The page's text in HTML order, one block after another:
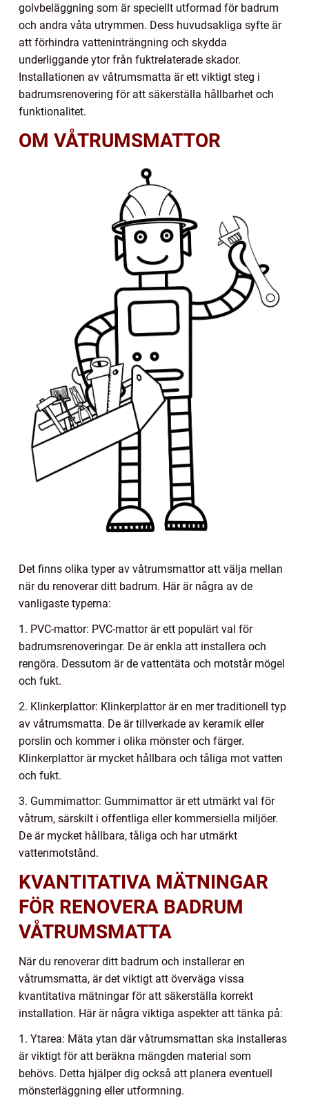
golvbeläggning som är speciellt utformad för badrum
och andra våta utrymmen. Dess huvudsakliga syfte är
att förhindra vatteninträngning och skydda
underliggande ytor från fuktrelaterade skador.
Installationen av våtrumsmatta är ett viktigt steg i
badrumsrenovering för att säkerställa hållbarhet och
funktionalitet.
OM VÅTRUMSMATTOR
Det finns olika typer av våtrumsmattor att välja mellan
när du renoverar ditt badrum. Här är några av de
vanligaste typerna:
1. PVC-mattor: PVC-mattor är ett populärt val för
badrumsrenoveringar. De är enkla att installera och
rengöra. Dessutom är de vattentäta och motstår mögel
och fukt.
2. Klinkerplattor: Klinkerplattor är en mer traditionell typ
av våtrumsmatta. De är tillverkade av keramik eller
porslin och kommer i olika mönster och färger.
Klinkerplattor är mycket hållbara och tåliga mot vatten
och fukt.
3. Gummimattor: Gummimattor är ett utmärkt val för
våtrum, särskilt i offentliga eller kommersiella miljöer.
De är mycket hållbara, tåliga och har utmärkt
vattenmotstånd.
KVANTITATIVA MÄTNINGAR
FÖR RENOVERA BADRUM
VÅTRUMSMATTA
När du renoverar ditt badrum och installerar en
våtrumsmatta, är det viktigt att överväga vissa
kvantitativa mätningar för att säkerställa korrekt
installation. Här är några viktiga aspekter att tänka på:
1. Ytarea: Mäta ytan där våtrumsmattan ska installeras
är viktigt för att beräkna mängden material som
behövs. Detta hjälper dig också att planera eventuell
mönsterläggning eller utformning.